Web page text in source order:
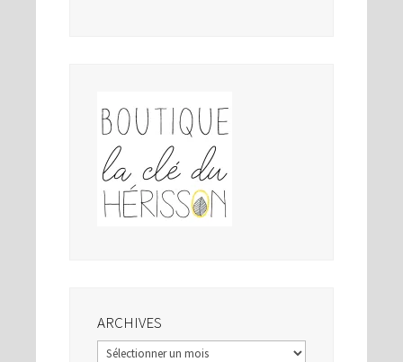
ARCHIVES
Archives